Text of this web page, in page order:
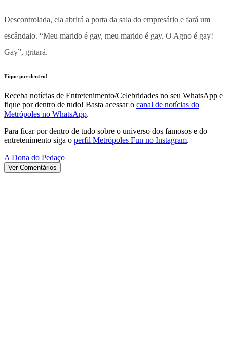
Descontrolada, ela abrirá a porta da sala do empresário e fará um
escândalo. “Meu marido é gay, meu marido é gay. O Agno é gay!
Gay”, gritará.
Fique por dentro!
Receba notícias de Entretenimento/Celebridades no seu WhatsApp e
fique por dentro de tudo! Basta acessar o canal de notícias do
Metrópoles no WhatsApp.
Para ficar por dentro de tudo sobre o universo dos famosos e do
entretenimento siga o perfil Metrópoles Fun no Instagram.
A Dona do Pedaço
Ver Comentários